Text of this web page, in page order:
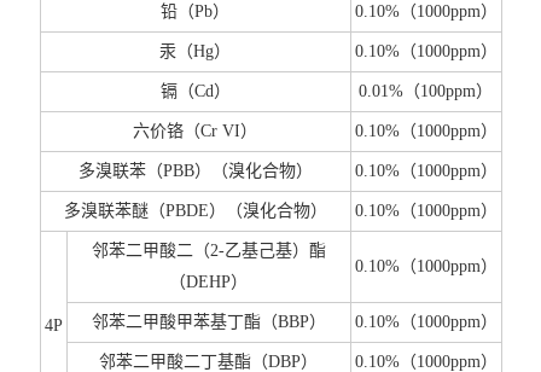
铅（Pb） 0.10%（1000ppm）
汞（Hg） 0.10%（1000ppm）
镉（Cd） 0.01% （100ppm）
六价铬（Cr VI） 0.10%（1000ppm）
多溴联苯（PBB）（溴化合物） 0.10%（1000ppm）
多溴联苯醚（PBDE）（溴化合物） 0.10%（1000ppm）
4P
邻苯二甲酸二（2-乙基己基）酯
（DEHP）
0.10%（1000ppm）
邻苯二甲酸甲苯基丁酯（BBP） 0.10%（1000ppm）
邻苯二甲酸二丁基酯（DBP） 0.10%（1000ppm）